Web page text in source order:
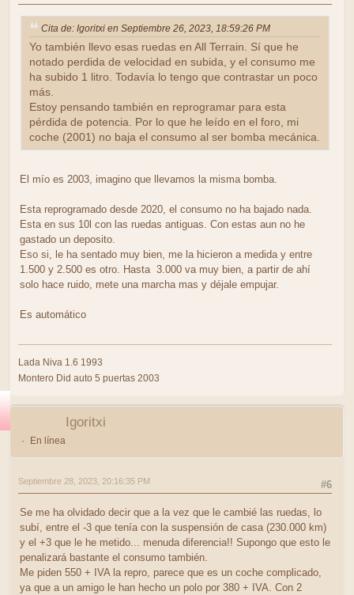
Cita de: Igoritxi en Septiembre 26, 2023, 18:59:26 PM
Yo también llevo esas ruedas en All Terrain. Sí que he
notado perdida de velocidad en subida, y el consumo me
ha subido 1 litro. Todavía lo tengo que contrastar un poco
más.
Estoy pensando también en reprogramar para esta
pérdida de potencia. Por lo que he leído en el foro, mi
coche (2001) no baja el consumo al ser bomba mecánica.
El mío es 2003, imagino que llevamos la misma bomba.
Esta reprogramado desde 2020, el consumo no ha bajado nada.
Esta en sus 10l con las ruedas antiguas. Con estas aun no he
gastado un deposito.
Eso si, le ha sentado muy bien, me la hicieron a medida y entre
1.500 y 2.500 es otro. Hasta 3.000 va muy bien, a partir de ahí
solo hace ruido, mete una marcha mas y déjale empujar.
Es automático
Lada Niva 1.6 1993
Montero Did auto 5 puertas 2003
Igoritxi
En línea
#6
Septiembre 28, 2023, 20:16:35 PM
Se me ha olvidado decir que a la vez que le cambié las ruedas, lo
subí, entre el -3 que tenía con la suspensión de casa (230.000 km)
y el +3 que le he metido... menuda diferencia!! Supongo que esto le
penalizará bastante el consumo también.
Me piden 550 + IVA la repro, parece que es un coche complicado,
ya que a un amigo le han hecho un polo por 380 + IVA. Con 2